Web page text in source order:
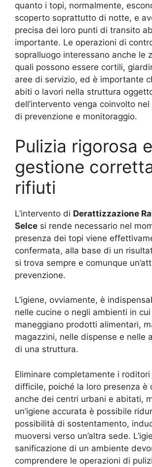
quanto i topi, normalmente,
scoperto soprattutto di notte, e
precisa dei loro punti di transito
importante. Le operazioni di
sopralluogo interessano anche le
quali possono essere cortili,
aree di servizio, ed è importante
abiti o lavori nella struttura
dell’intervento venga coinvolto
di prevenzione e monitoraggio.
Pulizia rigorosa e
gestione
rifiuti
L’intervento di Derattizzazione
Selce si rende necessario nel
presenza dei topi viene
confermata, alla base di un
si trova sempre e comunque
prevenzione.
L’igiene, ovviamente, è
nelle cucine o negli ambienti in cui
maneggiano prodotti alimentari,
magazzini, nelle dispense e nelle
di una struttura.
Eliminare completamente i
difficile, poiché la loro presenza è
anche dei centri urbani e abitati,
un’igiene accurata è possibile
possibilità di sostentamento,
muoversi verso un’altra sede.
sanificazione di un ambiente
comprendere le operazioni di